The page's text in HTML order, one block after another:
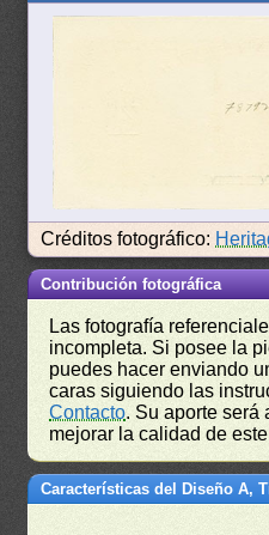
Créditos fotográfico:
Contribución fotográfica
Las fotografía
incompleta. Si posee la
puedes hacer enviando
caras siguiendo las
Contacto. Su aporte será
mejorar la calidad de
Características del Diseño A,